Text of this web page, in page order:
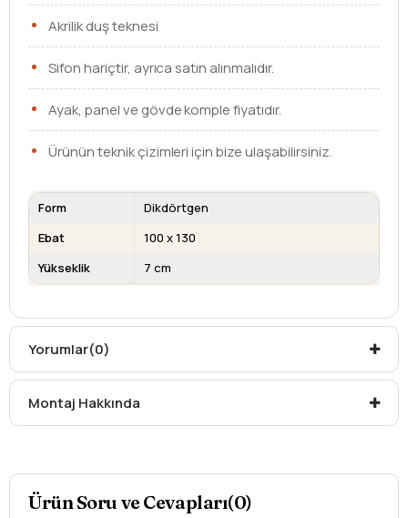
Akrilik duş teknesi
Sifon hariçtir, ayrıca satın alınmalıdır.
Ayak, panel ve gövde komple fiyatıdır.
Ürünün teknik çizimleri için bize ulaşabilirsiniz.
Form
Dikdörtgen
Ebat
100 x 130
Yükseklik
7 cm
mesafelere göre değişiklik gösterebilir.
Kargo teslimatlarında mesafelerden dolayı
Kargonuzu teslim alırken hasarlı olabileceğini
düşündüğünüz ürünler için
yazdırmanız gerekmektedir.
Yorumlar(0)
Montaj Hakkında
Ürün Soru ve Cevapları(0)